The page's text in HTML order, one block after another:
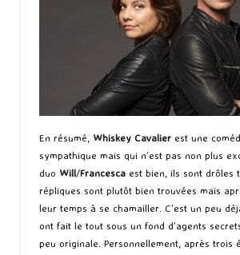
En résumé, Whiskey Cavalier est une
sympathique mais qui n’est pas non plus
duo Will/Francesca est bien, ils sont drôles
répliques sont plutôt bien trouvées mais
leur temps à se chamailler. C’est un peu
ont fait le tout sous un fond d’agents
peu originale. Personnellement, après trois